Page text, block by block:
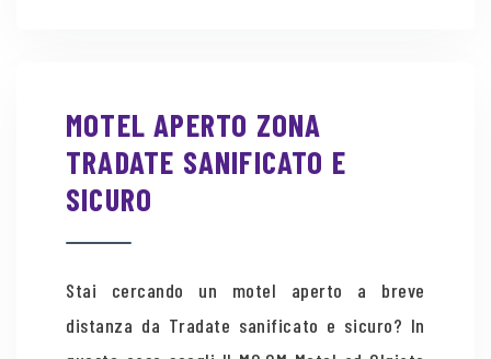
MOTEL APERTO ZONA
TRADATE SANIFICATO E
SICURO
Stai cercando un motel aperto a breve
distanza da Tradate sanificato e sicuro? In